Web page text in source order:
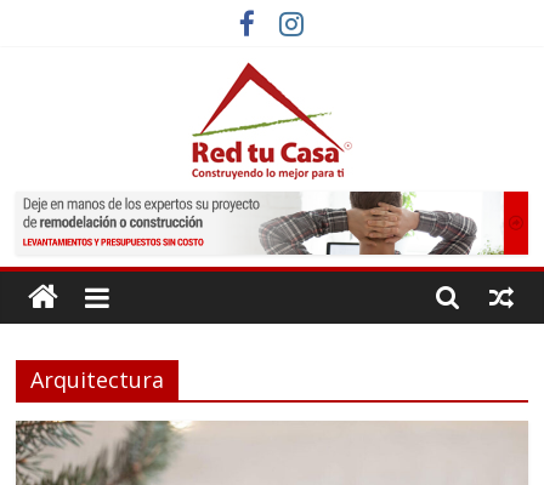
Red
Tu
Casa
Construyendo
lo
mejor
Arquitectura